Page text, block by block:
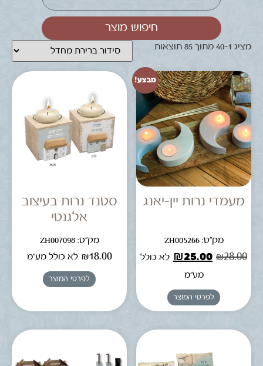
חיפוש מוצר
מציג 1–40 מתוך 85 תוצאות
מבצע!
מעמדי נרות יין-יאנג
מק"ט: ZH005266
₪28.00
₪25.00
לא כולל
מע"מ
לפרטי המוצר
סטנד נרות בעיצוב
אלגנטי
מק"ט: ZH007098
₪18.00 לא כולל מע"מ
לפרטי המוצר